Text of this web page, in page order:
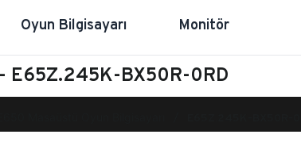
Oyun Bilgisayarı Monitör
E65Z.245K-BX50R-0RD